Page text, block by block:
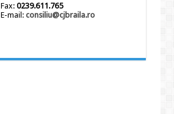
Fax: 0239.611.765
E-mail: consiliu@cjbraila.ro